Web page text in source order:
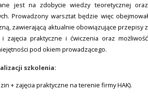
jest na zdobycie wiedzy teoretycznej oraz
Prowadzony warsztat będzie więc obejmował
zawierającą aktualnie obowiązujące przepisy z
zajęcia praktyczne i ćwiczenia oraz możliwość
pod okiem prowadzącego.
szkolenia:
+ zajęcia praktyczne na terenie firmy HAK).